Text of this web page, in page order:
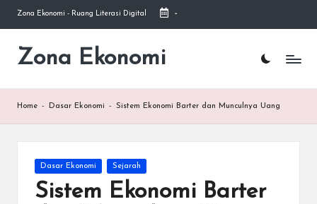
Skip
content
Zona Ekonomi - Ruang Literasi Digital -
Zona Ekonomi
Ruang
Home - Dasar Ekonomi - Sistem Ekonomi Barter dan Munculnya Uang
Posted
Dasar Ekonomi Sejarah
Sistem Ekonomi Barter